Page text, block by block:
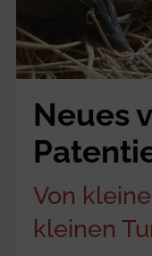
Neues
Von
kleinen